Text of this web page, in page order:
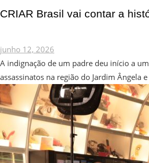
CRIAR Brasil vai contar a
junho 12, 2026
A indignação de um padre deu início a
assassinatos na região do Jardim Ângela